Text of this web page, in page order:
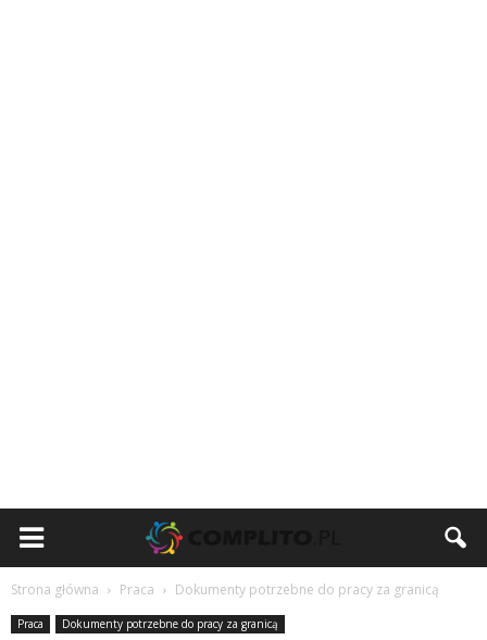
Strona główna Praca Dokumenty potrzebne do pracy za granicą
Praca Dokumenty potrzebne do pracy za granicą